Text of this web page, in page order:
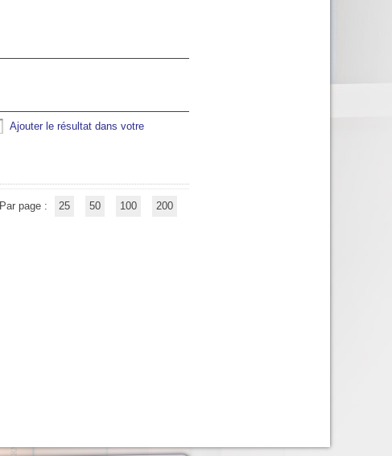
Ajouter le résultat dans votre
Par page : 25 50 100 200